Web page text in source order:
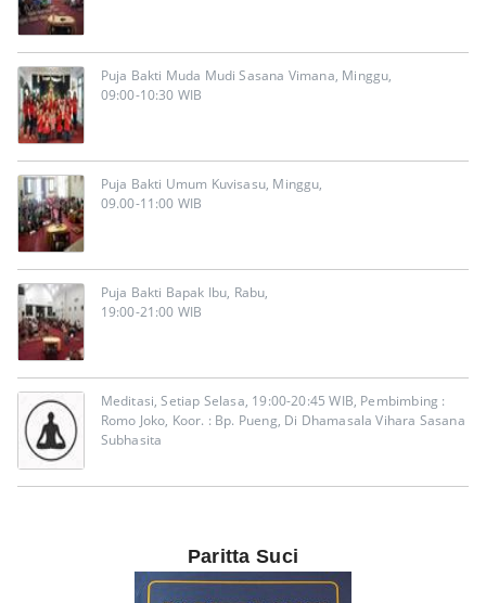
Puja Bakti Muda Mudi Sasana Vimana, Minggu,
09:00-10:30 WIB
Puja Bakti Umum Kuvisasu, Minggu,
09.00-11:00 WIB
Puja Bakti Bapak Ibu, Rabu,
19:00-21:00 WIB
Meditasi, Setiap Selasa, 19:00-20:45 WIB, Pembimbing :
Romo Joko, Koor. : Bp. Pueng, Di Dhamasala Vihara Sasana
Subhasita
Paritta Suci